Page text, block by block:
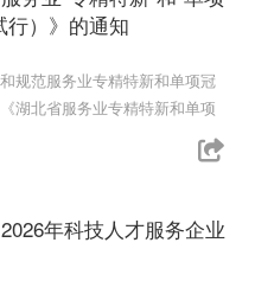
行）》的通知
规范服务业专精特新和单项冠
湖北省服务业专精特新和单项
年科技人才服务企业